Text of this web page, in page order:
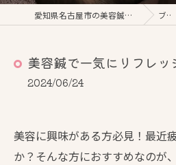
愛知県名古屋市の美容鍼なら鍼灸美心みぃんとこ ブログ
美容鍼で一気にリフレッ
2024/06/24
美容に興味がある方必見！最近
か？そんな方におすすめなのが